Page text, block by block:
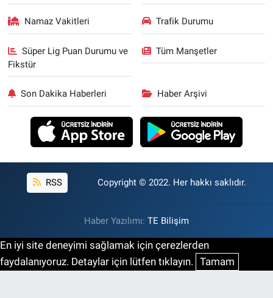
Namaz Vakitleri Trafik Durumu
Süper Lig Puan Durumu ve
Fikstür
Tüm Manşetler
Son Dakika Haberleri Haber Arşivi
RSS Copyright © 2022. Her hakkı saklıdır.
Haber Yazılımı: TE Bilişim
En iyi site deneyimi sağlamak için çerezlerden
faydalanıyoruz. Detaylar için lütfen tıklayın. Tamam